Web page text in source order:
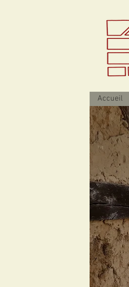
Accueil